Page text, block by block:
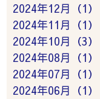
2024年12月（1）
2024年11月（1）
2024年10月（3）
2024年08月（1）
2024年07月（1）
2024年06月（1）